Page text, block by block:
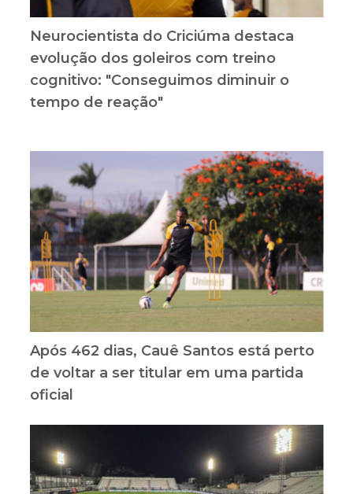
Neurocientista do Criciúma destaca
evolução dos goleiros com treino
cognitivo: "Conseguimos diminuir o
tempo de reação"
Após 462 dias, Cauê Santos está perto
de voltar a ser titular em uma partida
oficial